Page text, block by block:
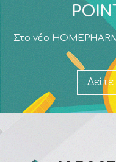
Στο νέο